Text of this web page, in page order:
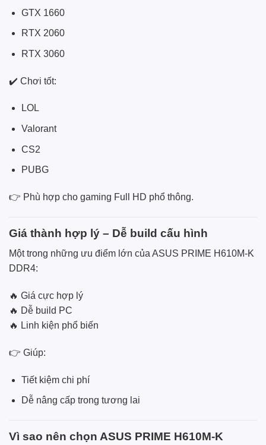
GTX 1660
RTX 2060
RTX 3060
✔️ Chơi tốt:
LOL
Valorant
CS2
PUBG
👉 Phù hợp cho gaming Full HD phổ thông.
Giá thành hợp lý – Dễ build cấu hình
Một trong những ưu điểm lớn của ASUS PRIME H610M-K
DDR4:
🔥 Giá cực hợp lý
🔥 Dễ build PC
🔥 Linh kiện phổ biến
👉 Giúp:
Tiết kiệm chi phí
Dễ nâng cấp trong tương lai
Vì sao nên chọn ASUS PRIME H610M-K